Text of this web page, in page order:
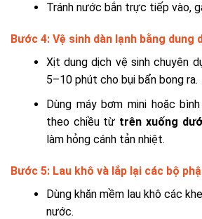
Tránh nước bắn trực tiếp vào,
Bước 4: Vệ sinh dàn lạnh bằng dung
Xịt dung dịch vệ sinh chuyên
5–10 phút cho bụi bẩn bong ra.
Dùng máy bơm mini hoặc
theo chiều từ trên xuống
làm hỏng cánh tản nhiệt.
Bước 5: Lau khô và lắp lại các bộ
Dùng khăn mềm lau khô các
nước.